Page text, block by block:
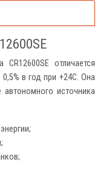
CR12600SE отличается
в год при +24С. Она
источника